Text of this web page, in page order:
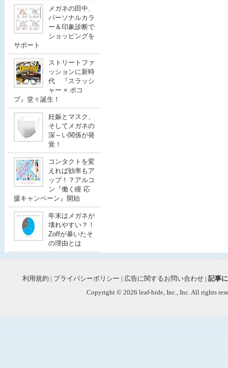
メガネの田中、
パーソナルカラ
ー＆印象診断で
ショッピングを
サポート
ストリートファ
ッションに新時
代 『スラッシ
ャー × ポコ
プ』堂々誕生！
妊娠とマスク、
そしてメガネの
深～い関係が発
覚！
コンタクトを変
えれば効率もア
ップ！？アルコ
ン『働く瞳 応
援キャンペーン』開始
年末はメガネが
壊れやすい？！
Zoffが暴いたそ
の理由とは
利用規約 | プライバシーポリシー | 広告に関するお問い合わせ | 記事
Copyright © 2026 leaf-hide, Inc., Inc. All rights